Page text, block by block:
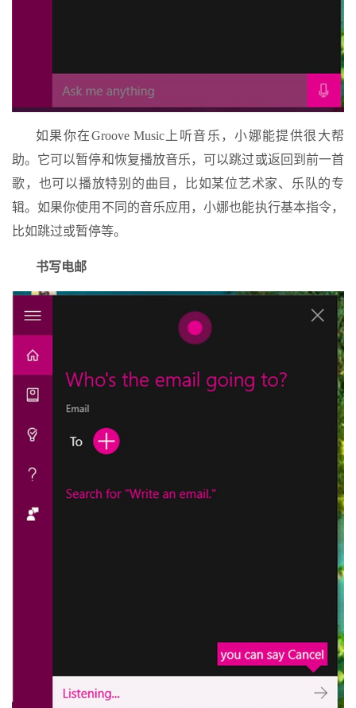
如果你在Groove Music上听音乐，小娜能提供很大帮
助。它可以暂停和恢复播放音乐，可以跳过或返回到前一首
歌，也可以播放特别的曲目，比如某位艺术家、乐队的专
辑。如果你使用不同的音乐应用，小娜也能执行基本指令，
比如跳过或暂停等。
书写电邮